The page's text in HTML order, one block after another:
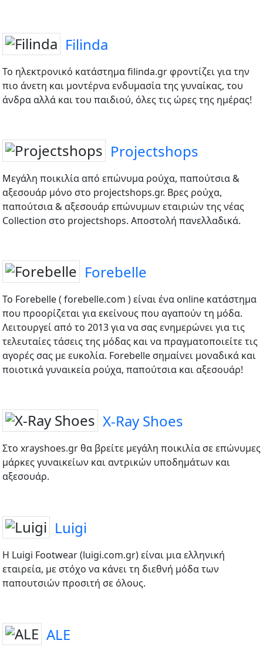
Filinda
Το ηλεκτρονικό κατάστημα filinda.gr φροντίζει για την
πιο άνετη και μοντέρνα ενδυμασία της γυναίκας, του
άνδρα αλλά και του παιδιού, όλες τις ώρες της ημέρας!
Projectshops
Μεγάλη ποικιλία από επώνυμα ρούχα, παπούτσια &
αξεσουάρ μόνο στο projectshops.gr. Βρες ρούχα,
παπούτσια & αξεσουάρ επώνυμων εταιριών της νέας
Collection στο projectshops. Αποστολή πανελλαδικά.
Forebelle
Το Forebelle ( forebelle.com ) είναι ένα online κατάστημα
που προορίζεται για εκείνους που αγαπούν τη μόδα.
Λειτουργεί από το 2013 για να σας ενημερώνει για τις
τελευταίες τάσεις της μόδας και να πραγματοποιείτε τις
αγορές σας με ευκολία. Forebelle σημαίνει μοναδικά και
ποιοτικά γυναικεία ρούχα, παπούτσια και αξεσουάρ!
X-Ray Shoes
Στο xrayshoes.gr θα βρείτε μεγάλη ποικιλία σε επώνυμες
μάρκες γυναικείων και αντρικών υποδημάτων και
αξεσουάρ.
Luigi
Η Luigi Footwear (luigi.com.gr) είναι μια ελληνική
εταιρεία, με στόχο να κάνει τη διεθνή μόδα των
παπουτσιών προσιτή σε όλους.
ALE